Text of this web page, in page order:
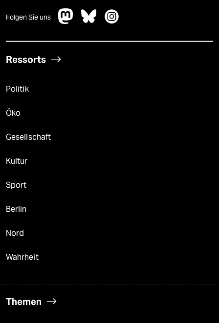
Folgen Sie uns
Ressorts
Politik
Öko
Gesellschaft
Kultur
Sport
Berlin
Nord
Wahrheit
Themen